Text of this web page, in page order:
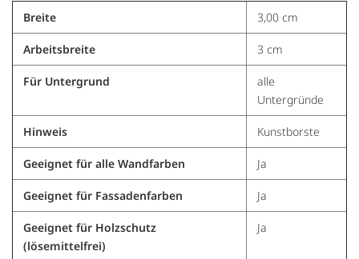
Breite 3,00 cm
Arbeitsbreite 3 cm
Für Untergrund
alle
Untergründe
Hinweis Kunstborste
Geeignet für alle Wandfarben Ja
Geeignet für Fassadenfarben Ja
Geeignet für Holzschutz
(lösemittelfrei)
Ja